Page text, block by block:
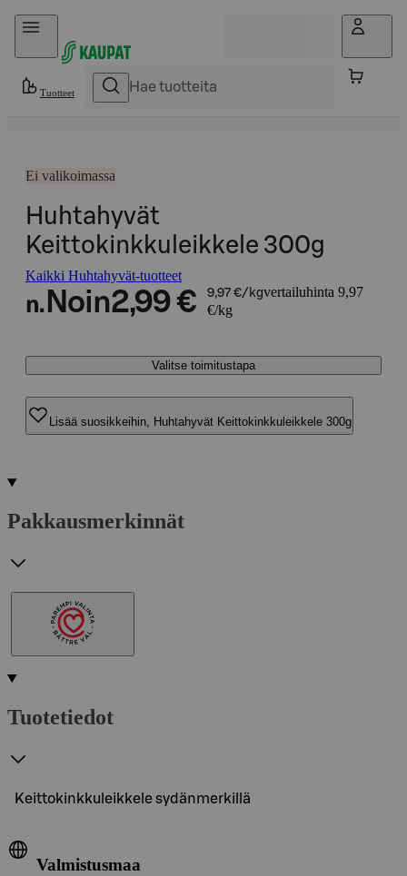
Hyppää sisältöön
Tuotteet
Ei valikoimassa
Huhtahyvät
Keittokinkkuleikkele 300g
Kaikki Huhtahyvät-tuotteet
n. Noin2,99 € 9,97 €/kgvertailuhinta 9,97
€/kg
Valitse toimitustapa
Lisää suosikkeihin, Huhtahyvät Keittokinkkuleikkele 300g
Pakkausmerkinnät
Tuotetiedot
Keittokinkkuleikkele sydänmerkillä
Valmistusmaa